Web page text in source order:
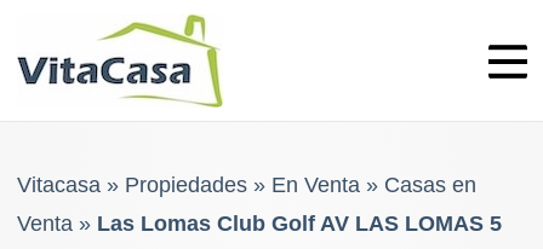
Vitacasa» Propiedades» En Venta» Casas en
Venta» Las Lomas Club Golf AV LAS LOMAS 5